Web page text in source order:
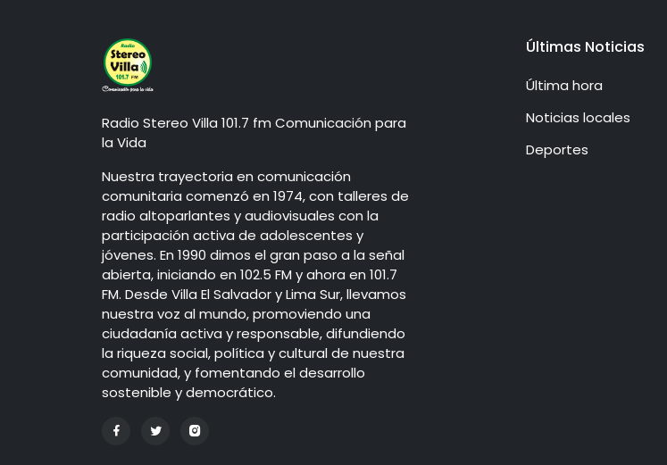
Radio Stereo Villa 101.7 fm Comunicación para
la Vida
Nuestra trayectoria en comunicación
comunitaria comenzó en 1974, con talleres de
radio altoparlantes y audiovisuales con la
participación activa de adolescentes y
jóvenes. En 1990 dimos el gran paso a la señal
abierta, iniciando en 102.5 FM y ahora en 101.7
FM. Desde Villa El Salvador y Lima Sur, llevamos
nuestra voz al mundo, promoviendo una
ciudadanía activa y responsable, difundiendo
la riqueza social, política y cultural de nuestra
comunidad, y fomentando el desarrollo
sostenible y democrático.
Últimas Noticias
Última hora
Noticias locales
Deportes